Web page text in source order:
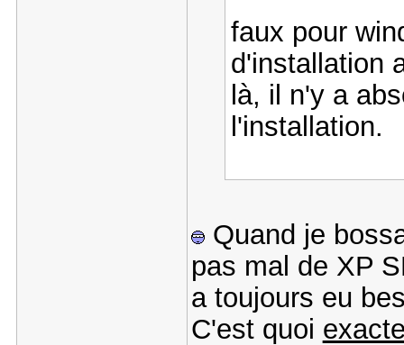
faux pour
d'installation
là, il n'y a
l'installation.
Quand je
pas mal de XP
a toujours eu
C'est quoi